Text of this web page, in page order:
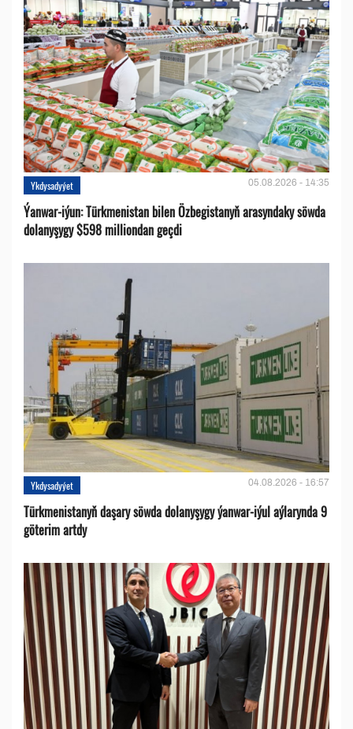
Ykdysadyýet 05.08.2026 - 14:35
Ýanwar-iýun: Türkmenistan bilen Özbegistanyň arasyndaky söwda
dolanyşygy $598 milliondan geçdi
Ykdysadyýet 04.08.2026 - 16:57
Türkmenistanyň daşary söwda dolanyşygy ýanwar-iýul aýlarynda 9
göterim artdy